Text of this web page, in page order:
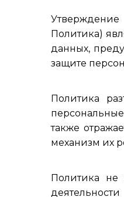
Политика)
данных,
защите
Политика
также
механизм их
Политика не